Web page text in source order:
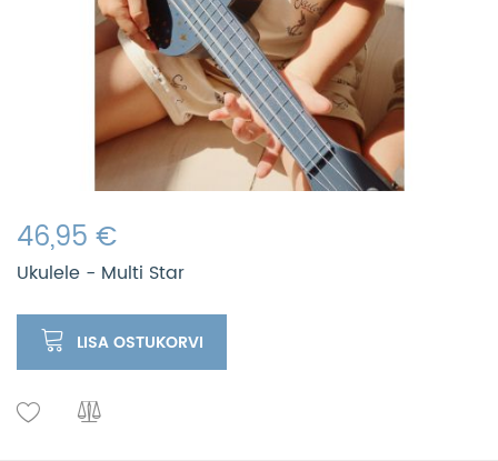
46,95 €
Ukulele - Multi Star
LISA OSTUKORVI